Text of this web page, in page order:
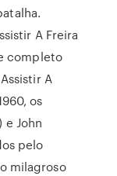
A Freira
completo
A
os
e John
pelo
milagroso